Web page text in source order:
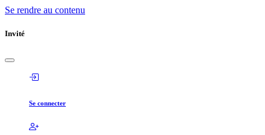
Se rendre au contenu
Invité
Se connecter